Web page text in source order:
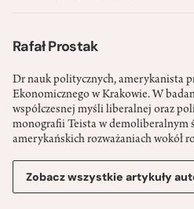
Rafał Prostak
Dr nauk politycznych, amerykanista
Ekonomicznego w Krakowie. W
współczesnej myśli liberalnej oraz
monografii Teista w demoliberalnym
amerykańskich rozważaniach wokół
Zobacz wszystkie artykuły